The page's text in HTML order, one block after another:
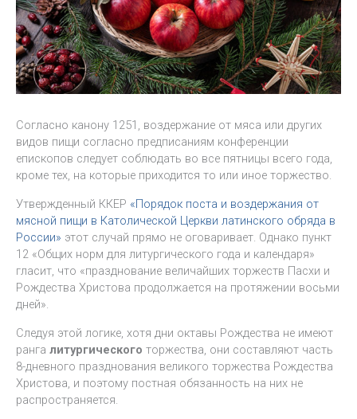
Согласно канону 1251, воздержание от мяса или других
видов пищи согласно предписаниям конференции
епископов следует соблюдать во все пятницы всего года,
кроме тех, на которые приходится то или иное торжество.
Утвержденный ККЕР «Порядок поста и воздержания от
мясной пищи в Католической Церкви латинского обряда в
России» этот случай прямо не оговаривает. Однако пункт
12 «Общих норм для литургического года и календаря»
гласит, что «празднование величайших торжеств Пасхи и
Рождества Христова продолжается на протяжении восьми
дней».
Следуя этой логике, хотя дни октавы Рождества не имеют
ранга литургического торжества, они составляют часть
8-дневного празднования великого торжества Рождества
Христова, и поэтому постная обязанность на них не
распространяется.